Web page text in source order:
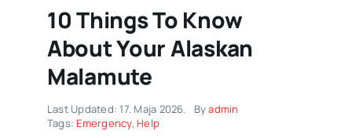
10 Things To Know
About Your Alaskan
Malamute
Last Updated: 17. Maja 2026. Byadmin
Tags: Emergency, Help